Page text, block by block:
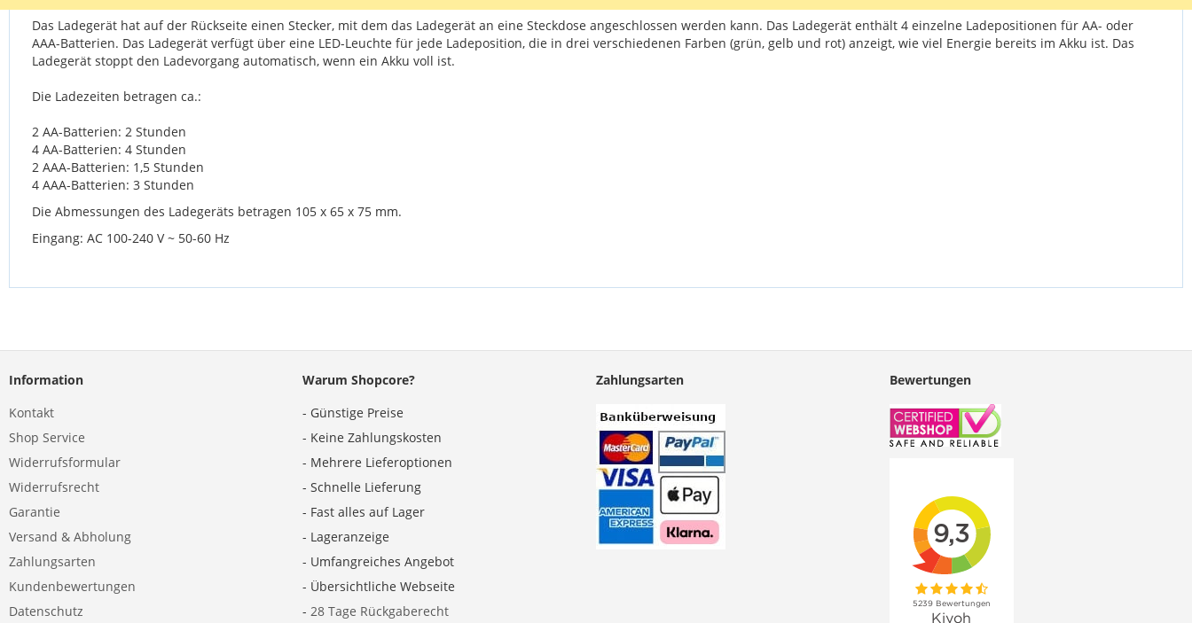
Das Ladegerät hat auf der Rückseite einen Stecker, mit dem das Ladegerät an eine Steckdose angeschlossen werden kann. Das Ladegerät enthält 4 einzelne Ladepositionen für AA- oder
AAA-Batterien. Das Ladegerät verfügt über eine LED-Leuchte für jede Ladeposition, die in drei verschiedenen Farben (grün, gelb und rot) anzeigt, wie viel Energie bereits im Akku ist. Das
Ladegerät stoppt den Ladevorgang automatisch, wenn ein Akku voll ist.
Die Ladezeiten betragen ca.:
2 AA-Batterien: 2 Stunden
4 AA-Batterien: 4 Stunden
2 AAA-Batterien: 1,5 Stunden
4 AAA-Batterien: 3 Stunden
Die Abmessungen des Ladegeräts betragen 105 x 65 x 75 mm.
Eingang: AC 100-240 V ~ 50-60 Hz
Information
Kontakt
Shop Service
Widerrufsformular
Widerrufsrecht
Garantie
Versand & Abholung
Zahlungsarten
Kundenbewertungen
Datenschutz
Warum Shopcore?
- Günstige Preise
- Keine Zahlungskosten
- Mehrere Lieferoptionen
- Schnelle Lieferung
- Fast alles auf Lager
- Lageranzeige
- Umfangreiches Angebot
- Übersichtliche Webseite
- 28 Tage Rückgaberecht
Zahlungsarten Bewertungen